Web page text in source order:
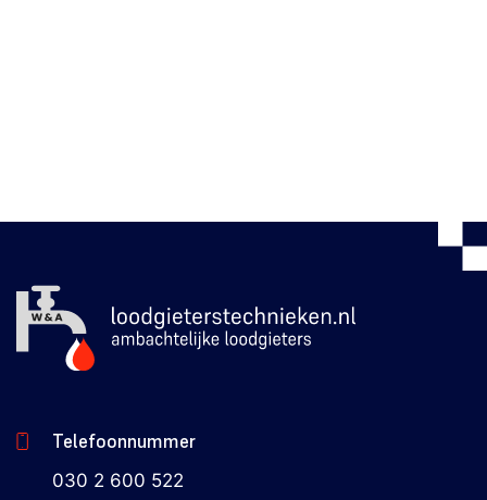
Telefoonnummer
030 2 600 522